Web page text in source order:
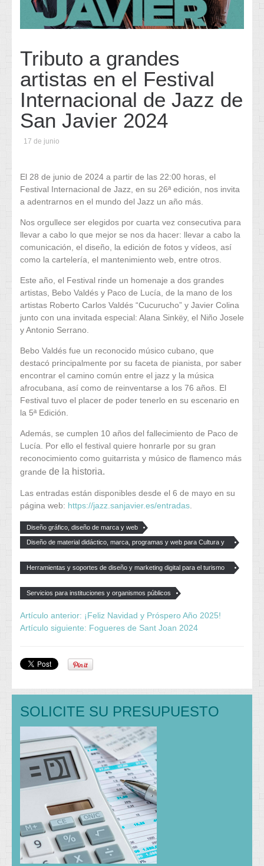
Tributo a grandes
artistas en el Festival
Internacional de Jazz de
San Javier 2024
17 de junio
El 28 de junio de 2024 a partir de las 22:00 horas, el
Festival Internacional de Jazz, en su 26ª edición, nos invita
a adentrarnos en el mundo del Jazz un año más.
Nos orgullece ser elegidos por cuarta vez consecutiva para
llevar a cabo lo que mejor se nos da hacer: llevar a cabo la
comunicación, el diseño, la edición de fotos y vídeos, así
como la cartelería, el mantenimiento web, entre otros.
Este año, el Festival rinde un homenaje a dos grandes
artistas, Bebo Valdés y Paco de Lucía, de la mano de los
artistas Roberto Carlos Valdés “Cucurucho” y Javier Colina
junto con una invitada especial: Alana Sinkëy, el Niño Josele
y Antonio Serrano.
Bebo Valdés fue un reconocido músico cubano, que
destacó principalmente por su faceta de pianista, por saber
encontrar el camino común entre el jazz y la música
afrocubana, así como de reinventarse a los 76 años. El
Festival tuvo el placer de poder tenerlo en su escenario en
la 5ª Edición.
Además, se cumplen 10 años del fallecimiento de Paco de
Lucía. Por ello el festival quiere honrarle por su gran
reconocimiento como guitarrista y músico de flamenco más
grande de la historia.
Las entradas están disponibles desde el 6 de mayo en su
página web: https://jazz.sanjavier.es/entradas.
Diseño gráfico, diseño de marca y web
Diseño de material didáctico, marca, programas y web para Cultura y
Herramientas y soportes de diseño y marketing digital para el turismo
Servicios para instituciones y organismos públicos
Artículo anterior: ¡Feliz Navidad y Próspero Año 2025!
Artículo siguiente: Fogueres de Sant Joan 2024
SOLICITE SU PRESUPUESTO